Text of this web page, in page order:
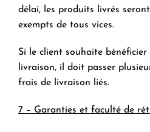
délai, les produits livrés
exempts de tous vices.
Si le client souhaite
livraison, il doit passer
frais de livraison liés.
7 – Garanties et faculté de